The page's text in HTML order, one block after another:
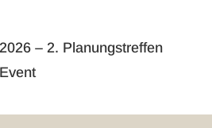
– 2. Planungstreffen